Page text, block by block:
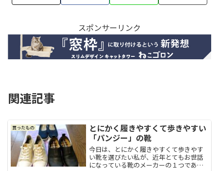
スポンサーリンク
関連記事
買ったもの
とにかく履きやすくて歩きやすい
「パンジー」の靴
今日は、とにかく履きやすくて歩きやす
い靴を選びたい私が、近年とてもお世話
になっている靴のメーカーの１つである